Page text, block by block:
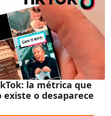
la métrica que
o desaparece